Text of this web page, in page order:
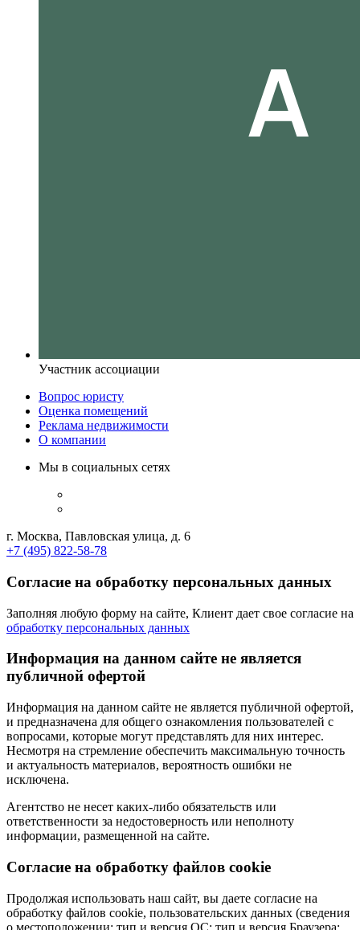
Участник ассоциации
Вопрос юристу
Оценка помещений
Реклама недвижимости
О компании
Мы в социальных сетях
г. Москва, Павловская улица, д. 6
+7 (495) 822-58-78
Согласие на обработку персональных данных
Заполняя любую форму на сайте, Клиент дает свое согласие на
обработку персональных данных
Информация на данном сайте не является
публичной офертой
Информация на данном сайте не является публичной офертой,
и предназначена для общего ознакомления пользователей с
вопросами, которые могут представлять для них интерес.
Несмотря на стремление обеспечить максимальную точность
и актуальность материалов, вероятность ошибки не
исключена.
Агентство не несет каких-либо обязательств или
ответственности за недостоверность или неполноту
информации, размещенной на сайте.
Cогласие на обработку файлов cookie
Продолжая использовать наш сайт, вы даете согласие на
обработку файлов cookie, пользовательских данных (сведения
о местоположении; тип и версия ОС; тип и версия Браузера;